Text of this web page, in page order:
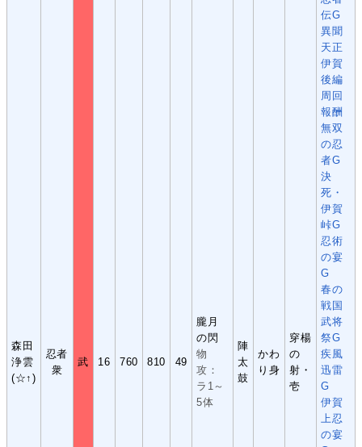
森田
浄雲
(☆↑)
忍者
衆
武 16 760 810 49
朧月
の閃
物
攻：
ラ1～
5体
陣
太
鼓
かわ
り身
穿楊
の
射・
壱
伝G
異聞
天正
伊賀
後編
周回
報酬
無双
の忍
者G
決
死・
伊賀
峠G
忍術
の宴
G
春の
戦国
武将
祭G
疾風
迅雷
G
伊賀
上忍
の宴